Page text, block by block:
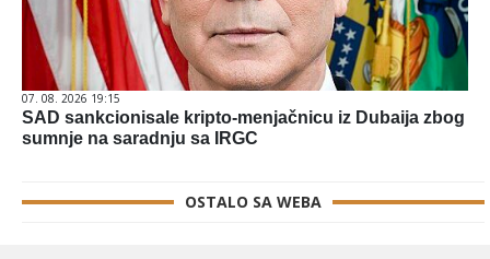
07. 08. 2026 19:15
SAD sankcionisale kripto-menjačnicu iz Dubaija zbog
sumnje na saradnju sa IRGC
OSTALO SA WEBA